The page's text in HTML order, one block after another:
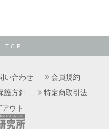
TOP
い合わせ
会員規約
護方針
特定商取引法
アウト